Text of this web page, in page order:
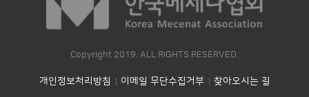
Copyright 2019. ALL RIGHTS RESERVED.
개인정보처리방침 이메일 무단수집거부 찾아오시는 길